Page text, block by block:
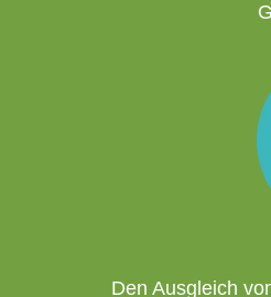
Den Ausgleich